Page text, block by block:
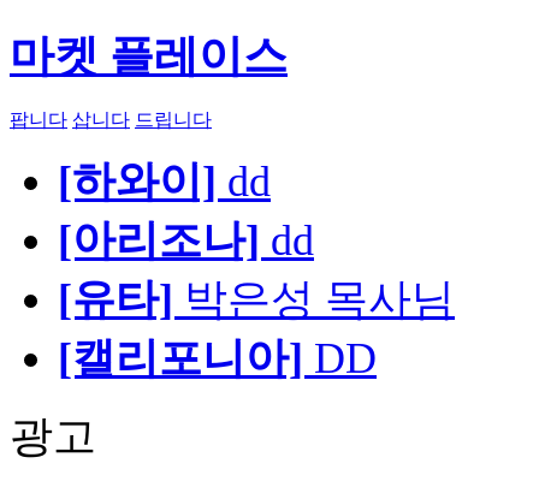
마켓 플레이스
팝니다 삽니다 드립니다
[하와이] dd
[아리조나] dd
[유타] 박은성 목사님
[캘리포니아] DD
광고